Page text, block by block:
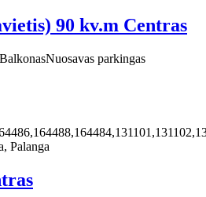
90 kv.m Centras
BalkonasNuosavas parkingas
Palanga